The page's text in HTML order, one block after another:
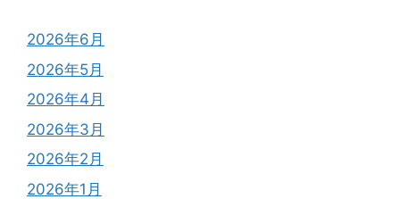
2026年6月
2026年5月
2026年4月
2026年3月
2026年2月
2026年1月